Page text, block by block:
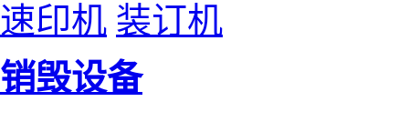
速印机 装订机
销毁设备